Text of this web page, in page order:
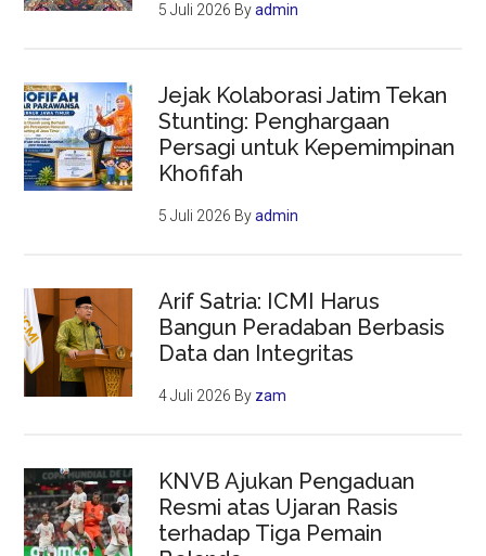
5 Juli 2026 Byadmin
Jejak Kolaborasi Jatim Tekan
Stunting: Penghargaan
Persagi untuk Kepemimpinan
Khofifah
5 Juli 2026 Byadmin
Arif Satria: ICMI Harus
Bangun Peradaban Berbasis
Data dan Integritas
4 Juli 2026 By zam
KNVB Ajukan Pengaduan
Resmi atas Ujaran Rasis
terhadap Tiga Pemain